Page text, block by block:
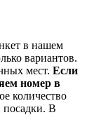
в нашем
вариантов.
мест. Если
номер в
количество
посадки. В